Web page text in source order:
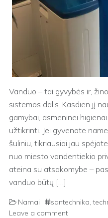
Vanduo – tai gyvybės ir,
sistemos dalis. Kasdien jį
gamybai, asmeninei
užtikrinti. Jei gyvenate
šuliniu, tikriausiai jau
nuo miesto vandentiekio
ateina su atsakomybe –
vanduo būtų […]
Namai santechnika,
Leave a comment